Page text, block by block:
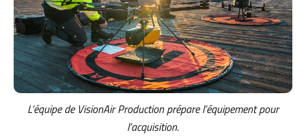
L’équipe de VisionAir Production prépare l’équipement pour
l’acquisition.